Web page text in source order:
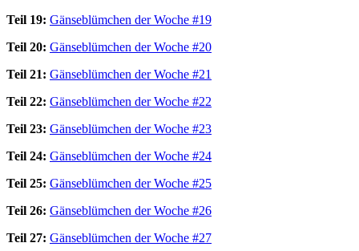
Teil 19: Gänseblümchen der Woche #19
Teil 20: Gänseblümchen der Woche #20
Teil 21: Gänseblümchen der Woche #21
Teil 22: Gänseblümchen der Woche #22
Teil 23: Gänseblümchen der Woche #23
Teil 24: Gänseblümchen der Woche #24
Teil 25: Gänseblümchen der Woche #25
Teil 26: Gänseblümchen der Woche #26
Teil 27: Gänseblümchen der Woche #27